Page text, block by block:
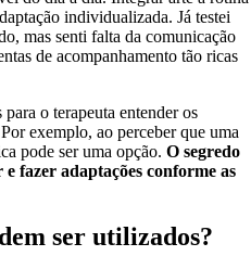
individualizada. Já testei
mas senti falta da comunicação
de acompanhamento tão ricas
o terapeuta entender os
exemplo, ao perceber que uma
pode ser uma opção. O segredo
fazer adaptações conforme as
ser utilizados?